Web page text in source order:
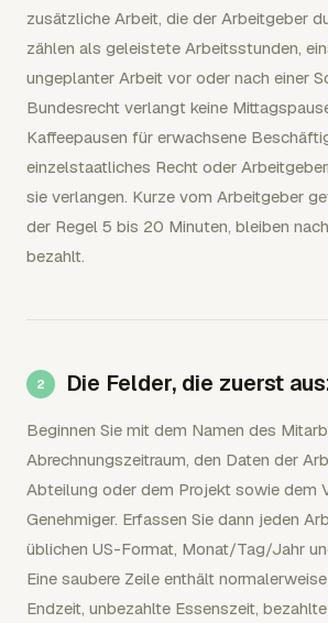
zusätzliche Arbeit, die der Arbeitgeber
zählen als geleistete Arbeitsstunden,
ungeplanter Arbeit vor oder nach einer
Bundesrecht verlangt keine
Kaffeepausen für erwachsene
einzelstaatliches Recht oder
sie verlangen. Kurze vom Arbeitgeber
der Regel 5 bis 20 Minuten, bleiben
bezahlt.
Die Felder, die zuerst
Beginnen Sie mit dem Namen des
Abrechnungszeitraum, den Daten der
Abteilung oder dem Projekt sowie dem
Genehmiger. Erfassen Sie dann jeden
üblichen US-Format, Monat/Tag/Jahr
Eine saubere Zeile enthält
Endzeit, unbezahlte Essenszeit,